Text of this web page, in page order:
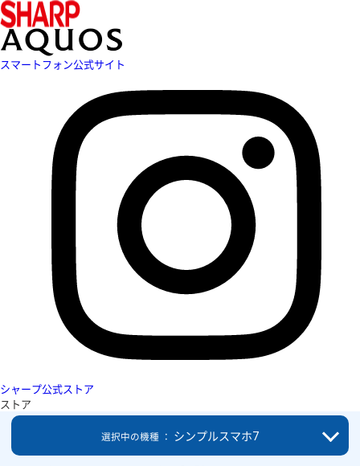
スマートフォン公式サイト
シャープ公式ストア
ストア
選択中の機種 ： シンプルスマホ7